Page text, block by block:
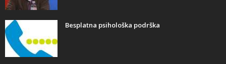
Besplatna psihološka podrška